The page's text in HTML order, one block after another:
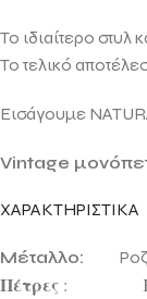
Το ιδιαίτερο στυλ
Το τελικό
Εισάγουμε
Vintage
ΧΑΡΑΚΤΗΡΙΣΤΙΚΑ
Μέταλλο: Ροζ
Πέτρες :